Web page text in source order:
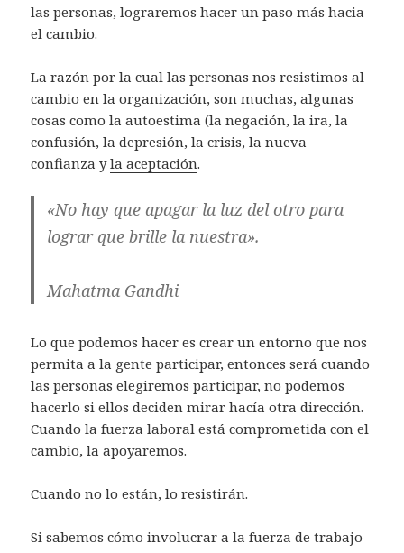
las personas, lograremos hacer un paso más hacia
el cambio.
La razón por la cual las personas nos resistimos al
cambio en la organización, son muchas, algunas
cosas como la autoestima (la negación, la ira, la
confusión, la depresión, la crisis, la nueva
confianza yla aceptación.
«No hay que apagar la luz del otro para
lograr que brille la nuestra».
Mahatma Gandhi
Lo que podemos hacer es crear un entorno que nos
permita a la gente participar, entonces será cuando
las personas elegiremos participar, no podemos
hacerlo si ellos deciden mirar hacía otra dirección.
Cuando la fuerza laboral está comprometida con el
cambio, la apoyaremos.
Cuando no lo están, lo resistirán.
Si sabemos cómo involucrar a la fuerza de trabajo